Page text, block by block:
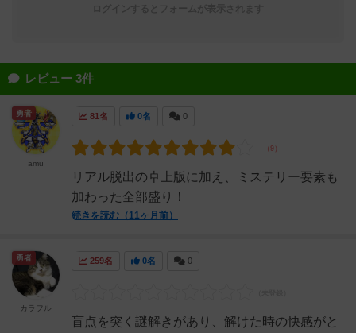
レビュー 3件
81名 0名 0
リアル脱出の卓上版に加え、ミステリー要素も
加わった全部盛り！
続きを読む（11ヶ月前）
勇者
amu
259名 0名 0
盲点を突く謎解きがあり、解けた時の快感がと
勇者
カラフル